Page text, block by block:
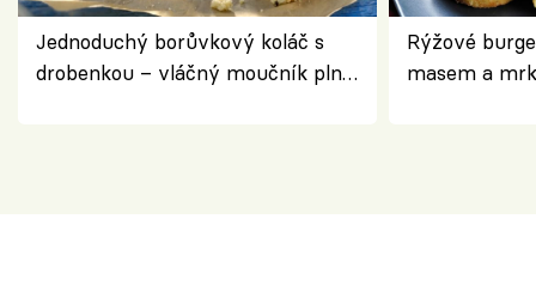
Jednoduchý borůvkový koláč s
drobenkou – vláčný moučník plný
Rýžové
masem a